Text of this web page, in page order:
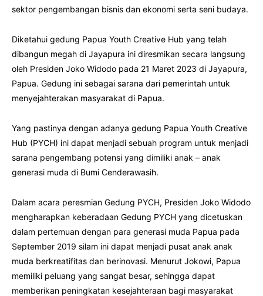
sektor pengembangan bisnis dan ekonomi serta seni budaya.
Diketahui gedung Papua Youth Creative Hub yang telah
dibangun megah di Jayapura ini diresmikan secara langsung
oleh Presiden Joko Widodo pada 21 Maret 2023 di Jayapura,
Papua. Gedung ini sebagai sarana dari pemerintah untuk
menyejahterakan masyarakat di Papua.
Yang pastinya dengan adanya gedung Papua Youth Creative
Hub (PYCH) ini dapat menjadi sebuah program untuk menjadi
sarana pengembang potensi yang dimiliki anak – anak
generasi muda di Bumi Cenderawasih.
Dalam acara peresmian Gedung PYCH, Presiden Joko Widodo
mengharapkan keberadaan Gedung PYCH yang dicetuskan
dalam pertemuan dengan para generasi muda Papua pada
September 2019 silam ini dapat menjadi pusat anak anak
muda berkreatifitas dan berinovasi. Menurut Jokowi, Papua
memiliki peluang yang sangat besar, sehingga dapat
memberikan peningkatan kesejahteraan bagi masyarakat